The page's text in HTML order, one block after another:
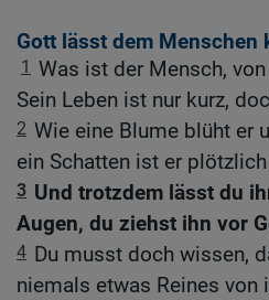
Gott lässt dem Menschen
1 Was ist der Mensch,
Sein Leben ist nur kurz,
2 Wie eine Blume blüht er
ein Schatten ist er
3 Und trotzdem lässt du
Augen, du ziehst ihn vor
4 Du musst doch wissen,
niemals etwas Reines von